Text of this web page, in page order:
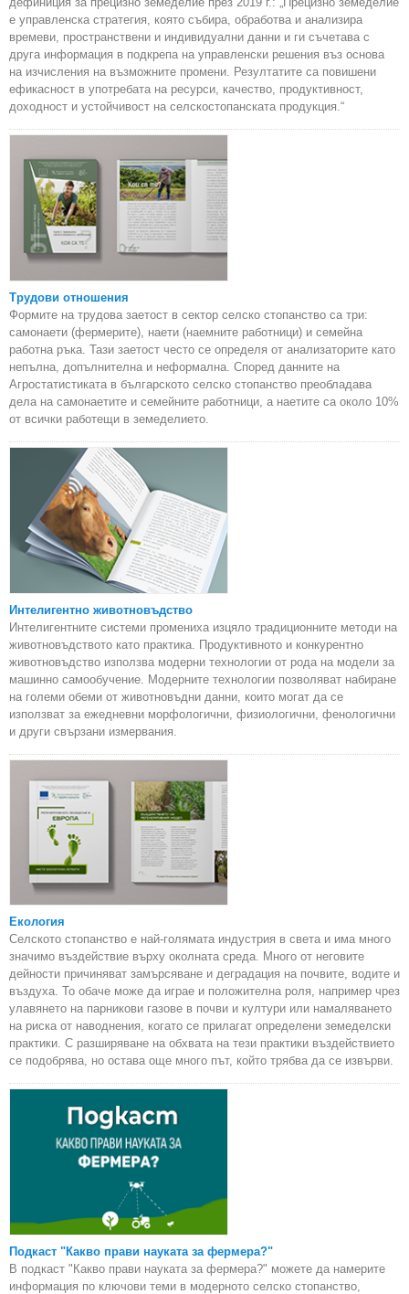
е управленска стратегия, която събира, обработва и анализира
времеви, пространствени и индивидуални данни и ги съчетава с
друга информация в подкрепа на управленски решения въз основа
на изчисления на възможните промени. Резултатите са повишени
ефикасност в употребата на ресурси, качество, продуктивност,
доходност и устойчивост на селскостопанската продукция.“
Трудови отношения
Формите на трудова заетост в сектор селско стопанство са три:
самонаети (фермерите), наети (наемните работници) и семейна
работна ръка. Тази заетост често се определя от анализаторите като
непълна, допълнителна и неформална. Според данните на
Агростатистиката в българското селско стопанство преобладава
дела на самонаетите и семейните работници, а наетите са около 10%
от всички работещи в земеделието.
Интелигентно животновъдство
Интелигентните системи промениха изцяло традиционните методи на
животновъдството като практика. Продуктивното и конкурентно
животновъдство използва модерни технологии от рода на модели за
машинно самообучение. Модерните технологии позволяват набиране
на големи обеми от животновъдни данни, които могат да се
използват за ежедневни морфологични, физиологични, фенологични
и други свързани измервания.
Екология
Селското стопанство е най-голямата индустрия в света и има много
значимо въздействие върху околната среда. Много от неговите
дейности причиняват замърсяване и деградация на почвите, водите и
въздуха. То обаче може да играе и положителна роля, например чрез
улавянето на парникови газове в почви и култури или намаляването
на риска от наводнения, когато се прилагат определени земеделски
практики. С разширяване на обхвата на тези практики въздействието
се подобрява, но остава още много път, който трябва да се извърви.
Подкаст "Какво прави науката за фермера?"
В подкаст "Какво прави науката за фермера?" можете да намерите
информация по ключови теми в модерното селско стопанство,